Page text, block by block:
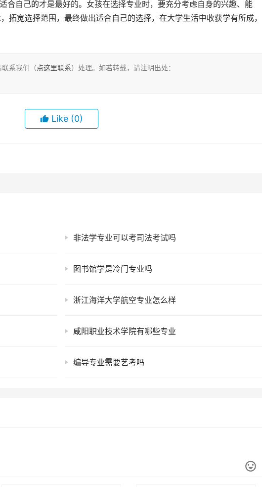
拓宽选择范围，最终做出适合自己的选择，在大学生活中收获学有所成，
系我们（点这里联系）处理。如若转载，请注明出处：
Like (0)
非法学专业可以考司法考试吗
图书馆学是冷门专业吗
浙江海洋大学航空专业怎么样
咸阳职业技术学院有哪些专业
编导专业需要艺考吗